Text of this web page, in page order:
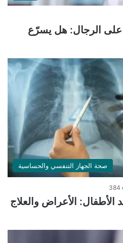
على الرجال: هل يسرّع
صحة الجهاز التنفسي والحساسية
384
الأطفال: الأعراض والعلاج